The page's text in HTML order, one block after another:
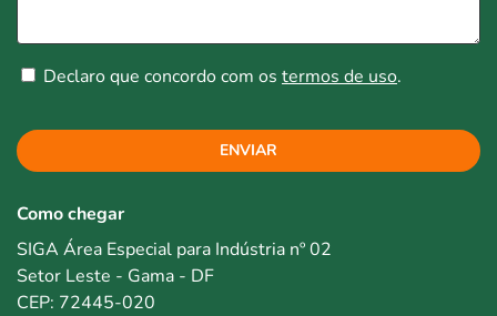
Declaro que concordo com os termos de uso.
ENVIAR
Como chegar
SIGA Área Especial para Indústria nº 02
Setor Leste - Gama - DF
CEP: 72445-020